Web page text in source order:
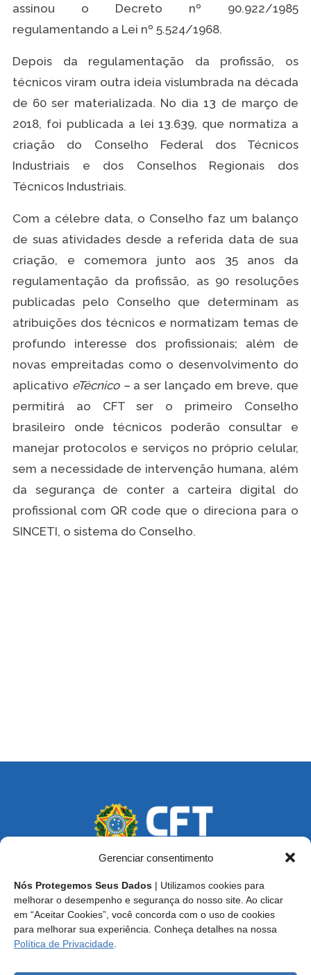
Gerenciar consentimento
Nós Protegemos Seus Dados | Utilizamos cookies para
melhorar o desempenho e segurança do nosso site. Ao clicar
em “Aceitar Cookies”, você concorda com o uso de cookies
para melhorar sua experiência. Conheça detalhes na nossa
Política de Privacidade
assinou o Decreto nº 90.922/1985
regulamentando a Lei nº 5.524/1968.
Depois da regulamentação da profissão, os
técnicos viram outra ideia vislumbrada na década
de 60 ser materializada. No dia 13 de março de
2018, foi publicada a lei 13.639, que normatiza a
criação do Conselho Federal dos Técnicos
Industriais e dos Conselhos Regionais dos
Técnicos Industriais.
Com a célebre data, o Conselho faz um balanço
de suas atividades desde a referida data de sua
criação, e comemora junto aos 35 anos da
regulamentação da profissão, as 90 resoluções
publicadas pelo Conselho que determinam as
atribuições dos técnicos e normatizam temas de
profundo interesse dos profissionais; além de
novas empreitadas como o desenvolvimento do
aplicativo eTécnico – a ser lançado em breve, que
permitirá ao CFT ser o primeiro Conselho
brasileiro onde técnicos poderão consultar e
manejar protocolos e serviços no próprio celular,
sem a necessidade de intervenção humana, além
da segurança de conter a carteira digital do
profissional com QR code que o direciona para o
SINCETI, o sistema do Conselho.
Endereço: SCS, Quadra 02, Bloco D, Ed. Oscar Niemeyer,
9º Andar CEP 70.316-900 - Brasília/DF
Central de Atendimento ao Técnico:0800 016-1515